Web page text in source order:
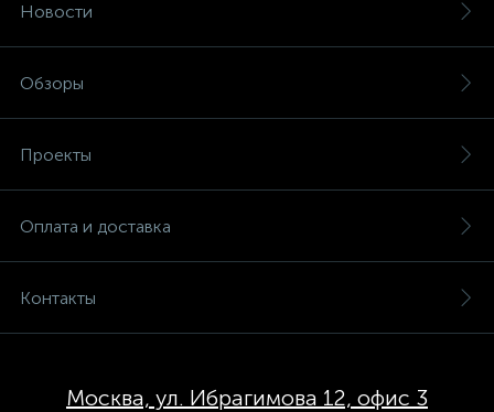
Новости
Обзоры
Проекты
Оплата и доставка
Контакты
Москва, ул. Ибрагимова 12, офис 3